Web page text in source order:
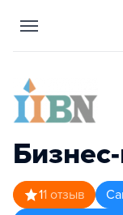
11 отзыв